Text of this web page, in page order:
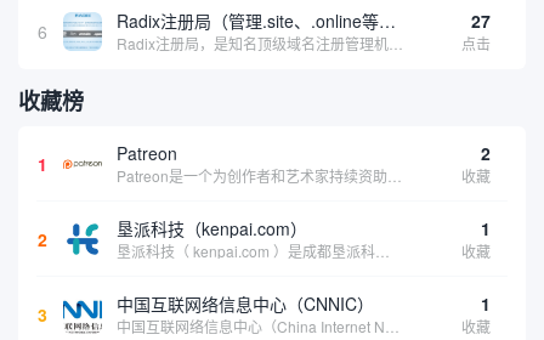
6 Radix注册局（管理.site、.online等顶级域名） 27
点击
收藏榜
1 Patreon 2
收藏
2 垦派科技（kenpai.com） 1
收藏
3 中国互联网络信息中心（CNNIC） 1
收藏